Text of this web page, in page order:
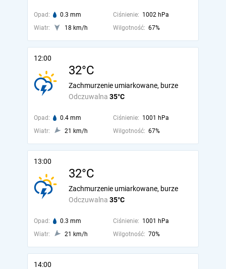
Opad: 0.3 mm Ciśnienie: 1002 hPa
Wiatr:
18 km/h Wilgotność: 67%
12:00
32°C
Odczuwalna 35°C
Zachmurzenie umiarkowane, burze
Opad: 0.4 mm Ciśnienie: 1001 hPa
Wiatr:
21 km/h Wilgotność: 67%
13:00
32°C
Odczuwalna 35°C
Zachmurzenie umiarkowane, burze
Opad: 0.3 mm Ciśnienie: 1001 hPa
Wiatr:
21 km/h Wilgotność: 70%
14:00